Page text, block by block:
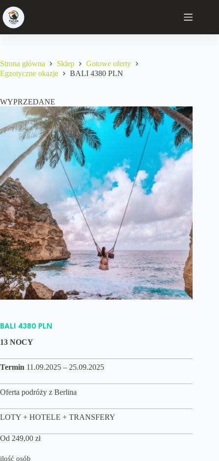
Strona główna Sklep
Gotowe oferty
Egzotyczne okazje
BALI 4380 PLN
WYPRZEDANE
BALI 4380 PLN
13 NOCY
Termin 11.09.2025 – 25.09.2025
Oferta podróży z Berlina
LOTY + HOTELE + TRANSFERY
Od 249,00 zł
ilość osób